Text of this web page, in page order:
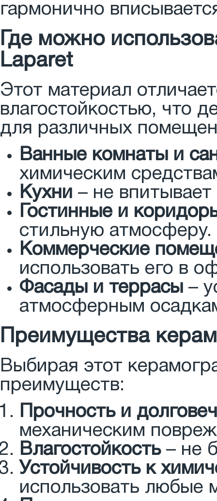
гармонично
Где можно
Laparet
Этот материал
влагостойкостью, что
для различных
Ванные комнаты и
химическим
Кухни – не
Гостинные и
стильную атмосферу.
Коммерческие
использовать его в
Фасады и террасы –
атмосферным
Преимущества
Выбирая этот
преимуществ:
Прочность и
механическим
Влагостойкость– не
Устойчивость к
использовать любые